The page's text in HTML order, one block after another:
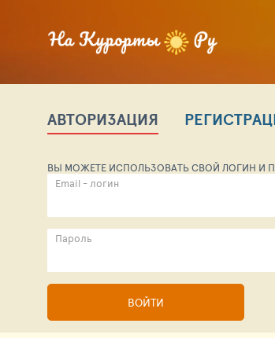
АВТОРИЗАЦИЯ
ВЫ МОЖЕТЕ ИСПОЛЬЗОВАТЬ СВОЙ ЛОГИН И
Email - логин
Пароль
ВОЙТИ